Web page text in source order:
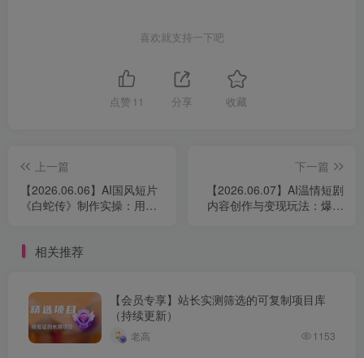
喜欢就支持一下吧
点赞 11 分享 收藏
上一篇
【2026.06.06】AI国风短片
《白蛇传》制作实操：用
下一篇
【2026.06.07】AI温情短剧
内容创作与变现玩法：爆款
相关推荐
【会员专享】站长实测筛选的可复制项目库
（持续更新）
老高 1153